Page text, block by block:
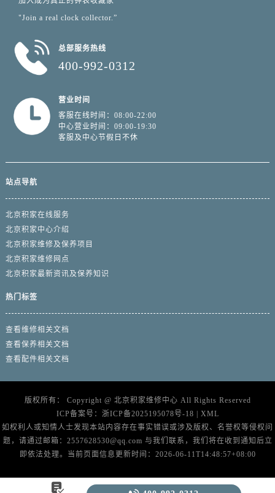
"Join a real clock collector.”
总部服务热线
400-992-0312
营业时间
客服在线时间：08:00-22:00
中心营业时间：09:00-19:30
客服及中心节假日不休
站点导航
北京积家在线服务
北京积家中心介绍
北京积家维修及保养项目
北京积家维修网点
北京积家最新资讯及保养知识
热门标签
查看维修相关文档
查看保养相关文档
查看配件相关文档
版权所有： Copyright @ 北京积家维修中心 All Rights Reserved
ICP备案号： 浙ICP备2025195078号-18 | XML
如权利人或知情人士发现本站内容存在事实错误或涉及版权、名誉权等侵权问
题，请通过邮箱：2557628530@qq.com 与我们联系，我们将在收到通知后立
即依法处理。当前页面信息更新时间：2026-06-11T14:48:57+08:00
